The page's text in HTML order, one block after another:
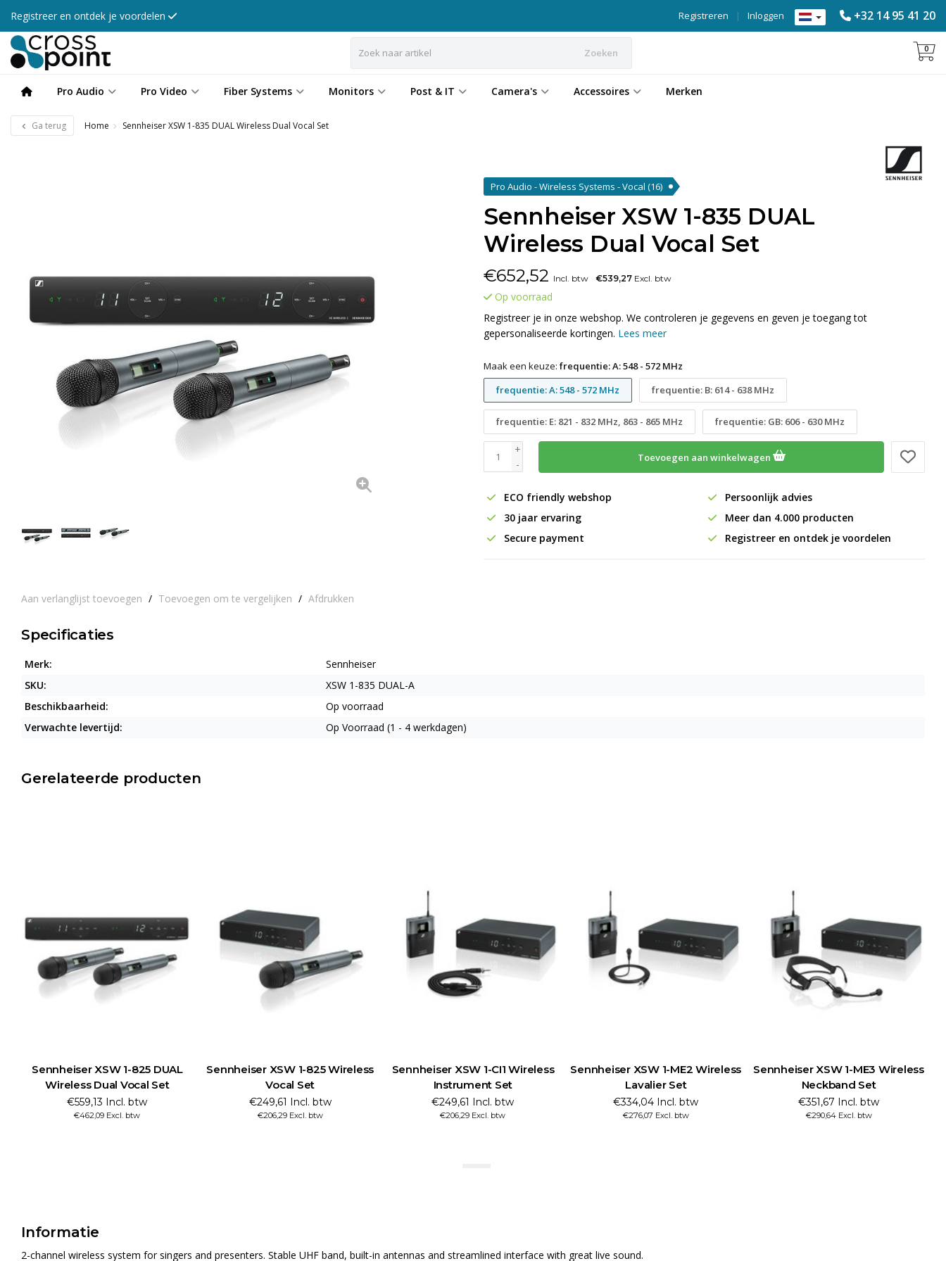
Registreer en ontdek je voordelen +32 14 95 41 20
Inloggen
|
Registreren
Zoeken 0
Pro Audio Pro Video Fiber Systems Monitors Post & IT Camera's Accessoires Merken
Ga terug Home Sennheiser XSW 1-835 DUAL Wireless Dual Vocal Set
Aan verlanglijst toevoegen / Toevoegen om te vergelijken / Afdrukken
Pro Audio - Wireless Systems - Vocal (16)
Sennheiser XSW 1-835 DUAL
Wireless Dual Vocal Set
€652,52 Incl. btw €539,27 Excl. btw
Op voorraad
Registreer je in onze webshop. We controleren je gegevens en geven je toegang tot
gepersonaliseerde kortingen. Lees meer
Maak een keuze: frequentie: A: 548 - 572 MHz
frequentie: A: 548 - 572 MHz
frequentie: B: 614 - 638 MHz
frequentie: E: 821 - 832 MHz, 863 - 865 MHz frequentie: GB: 606 - 630 MHz
+
-
Toevoegen aan winkelwagen
ECO friendly webshop
Persoonlijk advies
30 jaar ervaring
Meer dan 4.000 producten
Secure payment
Registreer en ontdek je voordelen
Specificaties
Merk:
Sennheiser
SKU:
XSW 1-835 DUAL-A
Beschikbaarheid:
Op voorraad
Verwachte levertijd:
Op Voorraad (1 - 4 werkdagen)
Gerelateerde producten
Sennheiser XSW 1-825 DUAL
Wireless Dual Vocal Set
€559,13 Incl. btw
€462,09 Excl. btw
Sennheiser XSW 1-825 Wireless
Vocal Set
€249,61 Incl. btw
€206,29 Excl. btw
Sennheiser XSW 1-CI1 Wireless
Instrument Set
€249,61 Incl. btw
€206,29 Excl. btw
Sennheiser XSW 1-ME2 Wireless
Lavalier Set
€334,04 Incl. btw
€276,07 Excl. btw
Sennheiser XSW 1-ME3 Wireless
Neckband Set
€351,67 Incl. btw
€290,64 Excl. btw
Informatie
2-channel wireless system for singers and presenters. Stable UHF band, built-in antennas and streamlined interface with great live sound.